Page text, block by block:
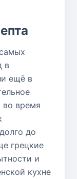
в
ещё в
во время
до
грецкие
и
кухне